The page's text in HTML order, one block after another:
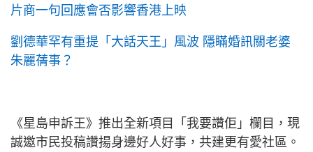
片商一句回應會否影響香港上映
劉德華罕有重提「大話天王」風波 隱瞞婚訊關老婆
朱麗蒨事？
《星島申訴王》推出全新項目「我要讚佢」欄目，現
誠邀市民投稿讚揚身邊好人好事，共建更有愛社區。